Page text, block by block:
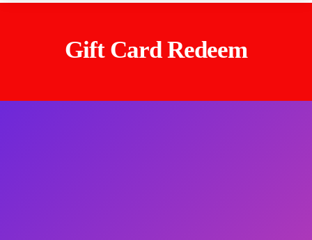
Gift Card Redeem